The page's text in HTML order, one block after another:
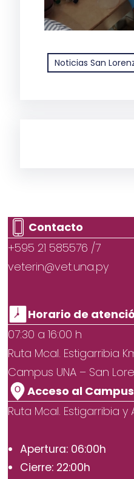
Noticias San
Contacto
+595 21 585576 /7
veterin@vet.una.py
Horario de
07:30 a 16:00 h
Ruta Mcal. Estigarribia
Campus UNA – San
Acceso al Campus
Ruta Mcal. Estigarribia
Apertura: 06:00h
Cierre: 22:00h